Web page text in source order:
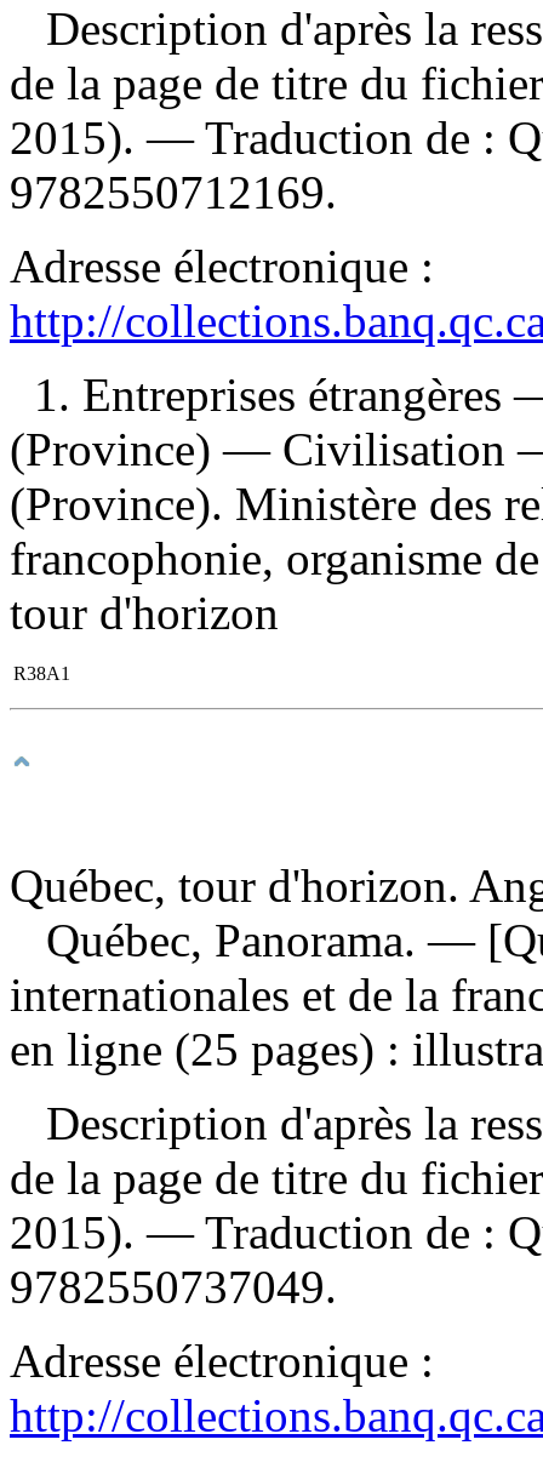
Description d'après la
de la page de titre du
2015). —Traduction de :
9782550712169.
Adresse électronique :
http://
1. Entreprises étrangères
(Province) — Civilisation
(Province). Ministère des
francophonie, organisme
tour d'horizon
R38A1
Québec, tour d'horizon.
Québec, Panorama. —
internationales et de la
en ligne (25 pages) :
Description d'après la
de la page de titre du
2015). —Traduction de :
9782550737049.
Adresse électronique :
http://